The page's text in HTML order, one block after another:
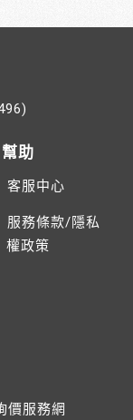
幫助
客服中心
服務條款/隱私
權政策
價服務網